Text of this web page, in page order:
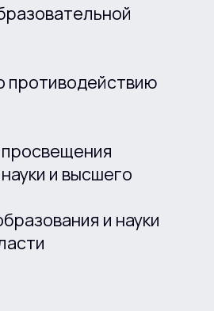
противодействию
и высшего
и науки